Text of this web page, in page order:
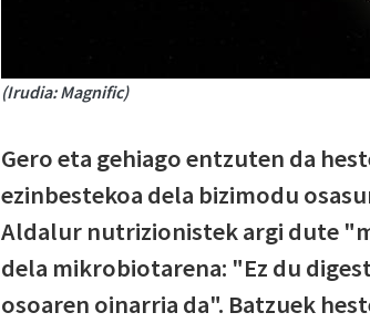
(Irudia: Magnific)
Gero eta gehiago entzuten da
ezinbestekoa dela bizimodu
Aldalur nutrizionistek argi dute
dela mikrobiotarena: "Ez du
osoaren oinarria da". Batzuek